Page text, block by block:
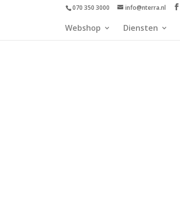
070 350 3000 info@nterra.nl
Webshop Diensten